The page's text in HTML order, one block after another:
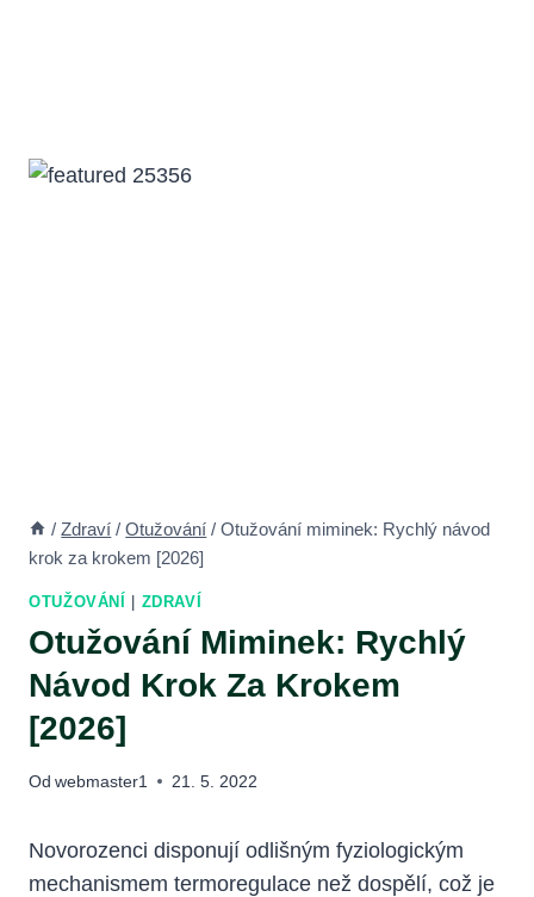
/ Zdraví / Otužování / Otužování miminek: Rychlý návod
krok za krokem [2026]
OTUŽOVÁNÍ ZDRAVÍ
Otužování Miminek: Rychlý
Návod Krok Za Krokem
[2026]
Od webmaster1 21. 5. 2022
Novorozenci disponují odlišným fyziologickým
mechanismem termoregulace než dospělí, což je